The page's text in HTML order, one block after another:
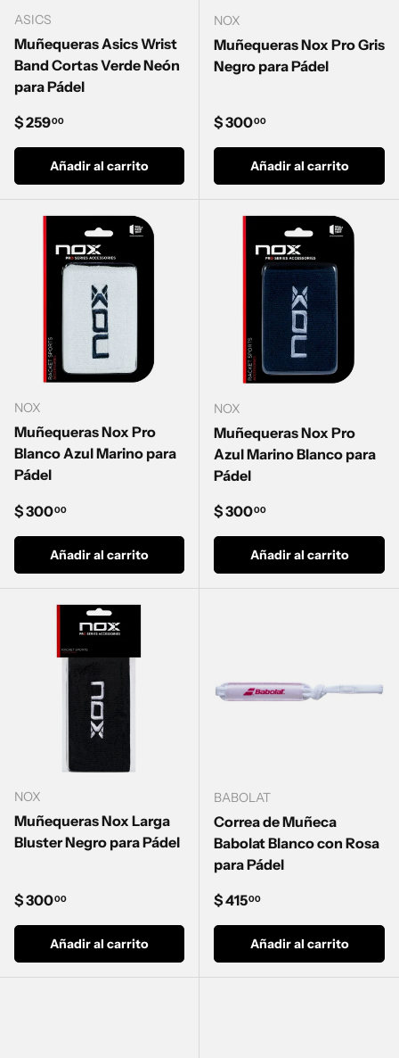
ASICS
Muñequeras Asics Wrist
Band Cortas Verde Neón
para Pádel
Precio normal
$ 25900
Añadir al carrito
NOX
Muñequeras Nox Pro Gris
Negro para Pádel
Precio normal
$ 30000
Añadir al carrito
NOX
Muñequeras Nox Pro
Blanco Azul Marino para
Pádel
Precio normal
$ 30000
Añadir al carrito
NOX
Muñequeras Nox Pro
Azul Marino Blanco para
Pádel
Precio normal
$ 30000
Añadir al carrito
NOX
Muñequeras Nox Larga
Bluster Negro para Pádel
Precio normal
$ 30000
Añadir al carrito
BABOLAT
Correa de Muñeca
Babolat Blanco con Rosa
para Pádel
Precio normal
$ 41500
Añadir al carrito